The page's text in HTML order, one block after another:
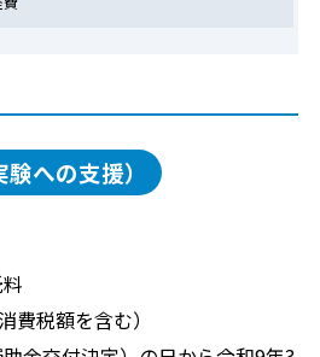
への支援）
費税額を含む）